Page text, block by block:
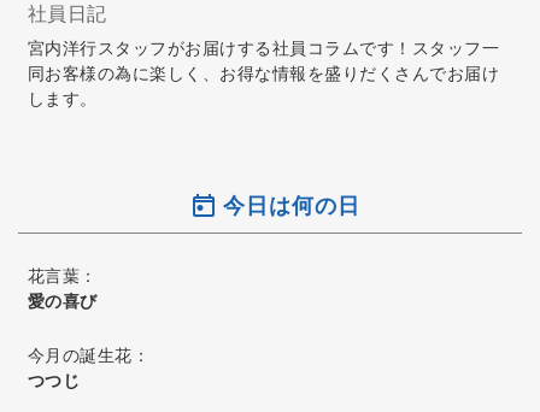
社員日記
宮内洋行スタッフがお届けする社員コラムです！スタッフ一
同お客様の為に楽しく、お得な情報を盛りだくさんでお届け
します。
今日は何の日
花言葉：
愛の喜び
今月の誕生花：
つつじ